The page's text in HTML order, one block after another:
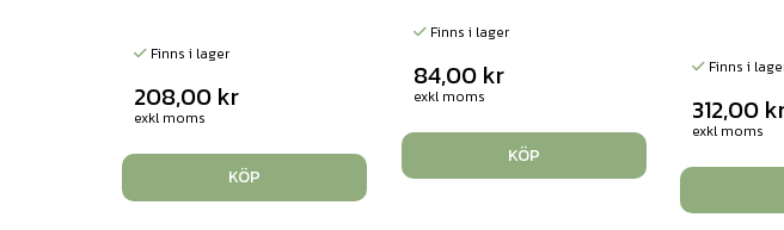
Finns i lager
208,00 kr
exkl moms
KÖP
Finns i lager
84,00 kr
exkl moms
KÖP
Finns i
312,00
exkl moms